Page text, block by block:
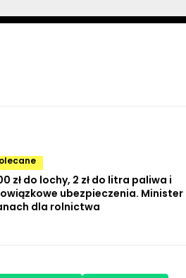
zł do lochy, 2 zł do litra paliwa i
ubezpieczenia. Minister
dla rolnictwa